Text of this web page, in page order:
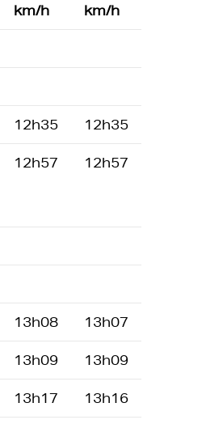
km/h
km/h
12h35 12h35
12h57 12h57
13h08 13h07
13h09 13h09
13h17 13h16